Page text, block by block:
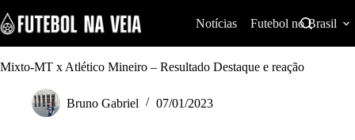
k
i
p
t
Notícias Futebol no Brasil
Mixto-MT x Atlético Mineiro – Resultado Destaque e reação
Bruno Gabriel 07/01/2023